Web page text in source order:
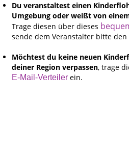
Du veranstaltest einen
Umgebung oder weißt von
Trage diesen über dieses
sende dem Veranstalter bitte den
Möchtest du keine neuen
deiner Region verpassen, trage
E-Mail-Verteiler ein.